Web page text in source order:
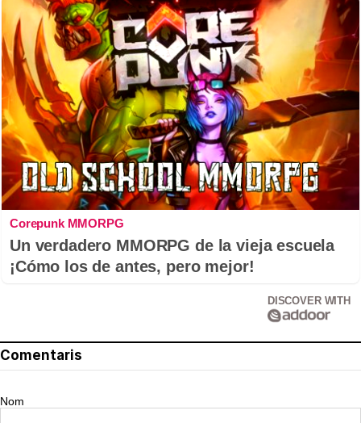
Corepunk MMORPG
Un verdadero MMORPG de la vieja escuela
¡Cómo los de antes, pero mejor!
DISCOVER WITH
Comentaris
Nom